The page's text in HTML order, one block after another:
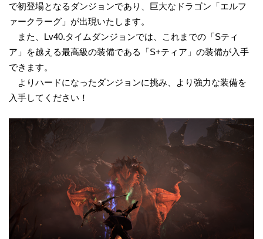
で初登場となるダンジョンであり、巨大なドラゴン「エルフ
ァークラーグ」が出現いたします。
また、Lv40.タイムダンジョンでは、これまでの「Sティ
ア」を越える最高級の装備である「S+ティア」の装備が入手
できます。
よりハードになったダンジョンに挑み、より強力な装備を
入手してください！